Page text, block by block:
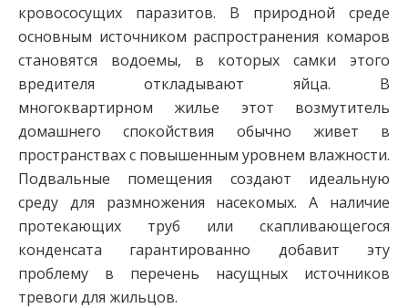
кровососущих паразитов. В природной среде
основным источником распространения комаров
становятся водоемы, в которых самки этого
вредителя откладывают яйца. В
многоквартирном жилье этот возмутитель
домашнего спокойствия обычно живет в
пространствах с повышенным уровнем влажности.
Подвальные помещения создают идеальную
среду для размножения насекомых. А наличие
протекающих труб или скапливающегося
конденсата гарантированно добавит эту
проблему в перечень насущных источников
тревоги для жильцов.